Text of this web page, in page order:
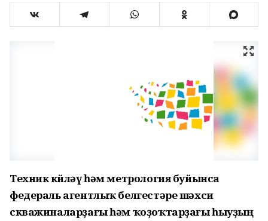
Техник көйләү һәм метрология буйынса
федераль агентлыҡ белгестәре шәхси
скважиналарҙағы һәм ҡоҙоҡтарҙағы һыуҙың